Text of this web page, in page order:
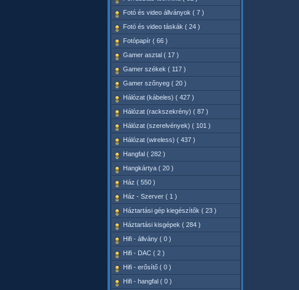
Fotó és video állványok ( 7 )
Fotó és video táskák ( 24 )
Fotópapír ( 66 )
Gamer asztal ( 17 )
Gamer székek ( 117 )
Gamer szőnyeg ( 20 )
Hálózat (kábeles) ( 427 )
Hálózat (rackszekrény) ( 87 )
Hálózat (szerelvények) ( 101 )
Hálózat (wireless) ( 437 )
Hangfal ( 282 )
Hangkártya ( 20 )
Ház ( 550 )
Ház - Szerver ( 1 )
Háztartási gép kiegészítők ( 23 )
Háztartási kisgépek ( 284 )
Hifi - állvány ( 0 )
Hifi - DAC ( 2 )
Hifi - erősítő ( 0 )
Hifi - hangfal ( 0 )